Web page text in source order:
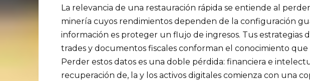
La relevancia de una restauración rápida se entiende al
minería cuyos rendimientos dependen de la configuración
información es proteger un flujo de ingresos. Tus estrategias
trades y documentos fiscales conforman el conocimiento
Perder estos datos es una doble pérdida: financiera e
recuperación de, la y los activos digitales comienza con una